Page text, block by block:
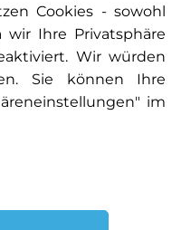
Cookies - sowohl
Ihre Privatsphäre
Wir würden
Sie können Ihre
im
(Vertrags gebiet)
Fahrzeug nicht
Ausnahme folgender
Länder: Albanien,
Türkei, Serbien,
Föderation,
gesperrte Länder: